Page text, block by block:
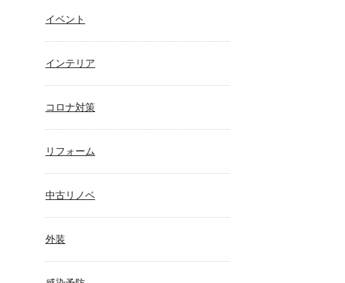
イベント
インテリア
コロナ対策
リフォーム
中古リノベ
外装